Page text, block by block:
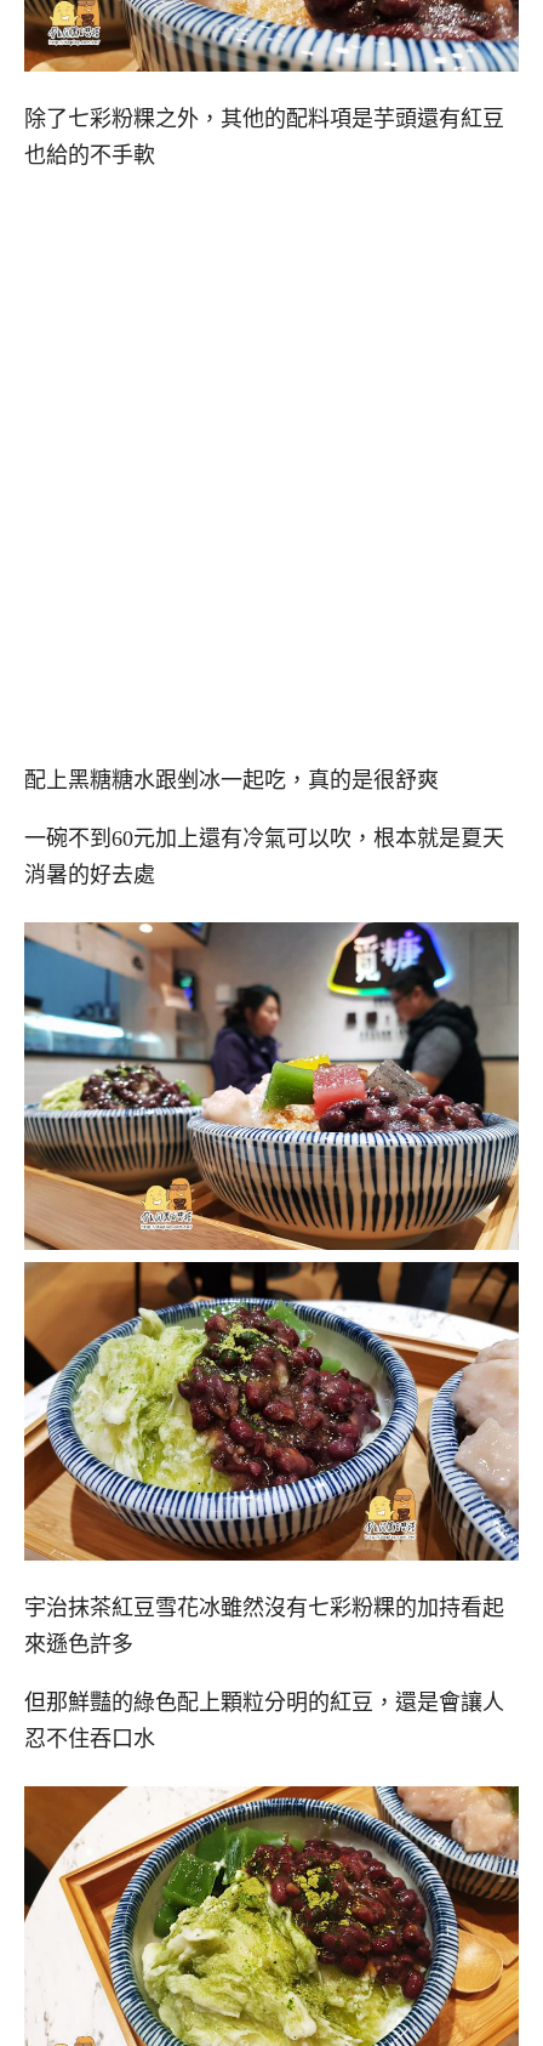
除了七彩粉粿之外，其他的配料項是芋頭還有紅豆
也給的不手軟
配上黑糖糖水跟剉冰一起吃，真的是很舒爽
一碗不到60元加上還有冷氣可以吹，根本就是夏天
消暑的好去處
宇治抹茶紅豆雪花冰雖然沒有七彩粉粿的加持看起
來遜色許多
但那鮮豔的綠色配上顆粒分明的紅豆，還是會讓人
忍不住吞口水